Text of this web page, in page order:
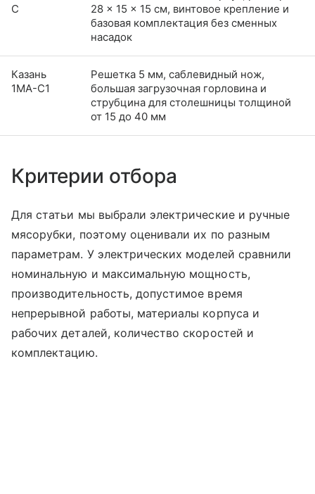
С
28 × 15 × 15 см, винтовое крепление и
базовая комплектация без сменных
насадок
Казань
1МА-С1
Решетка 5 мм, саблевидный нож,
большая загрузочная горловина и
струбцина для столешницы толщиной
от 15 до 40 мм
Критерии отбора
Для статьи мы выбрали электрические и ручные
мясорубки, поэтому оценивали их по разным
параметрам. У электрических моделей сравнили
номинальную и максимальную мощность,
производительность, допустимое время
непрерывной работы, материалы корпуса и
рабочих деталей, количество скоростей и
комплектацию.